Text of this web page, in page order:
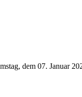
dem 07. Januar